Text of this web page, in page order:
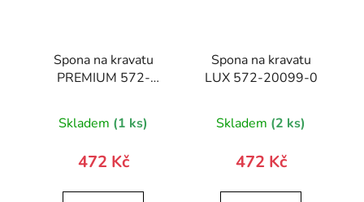
Spona na kravatu
PREMIUM 572-
Skladem (1 ks)
472 Kč
Spona na kravatu
LUX 572-20099-0
Skladem (2 ks)
472 Kč